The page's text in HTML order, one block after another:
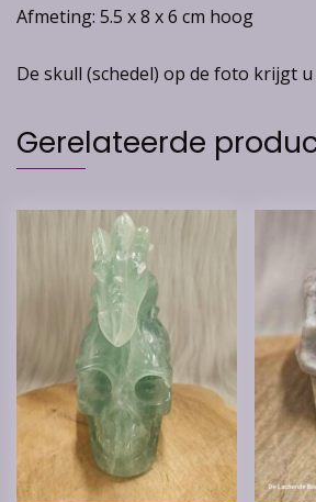
Afmeting: 5.5 x 8 x 6 cm hoog
De skull (schedel) op de foto krijgt
Gerelateerde